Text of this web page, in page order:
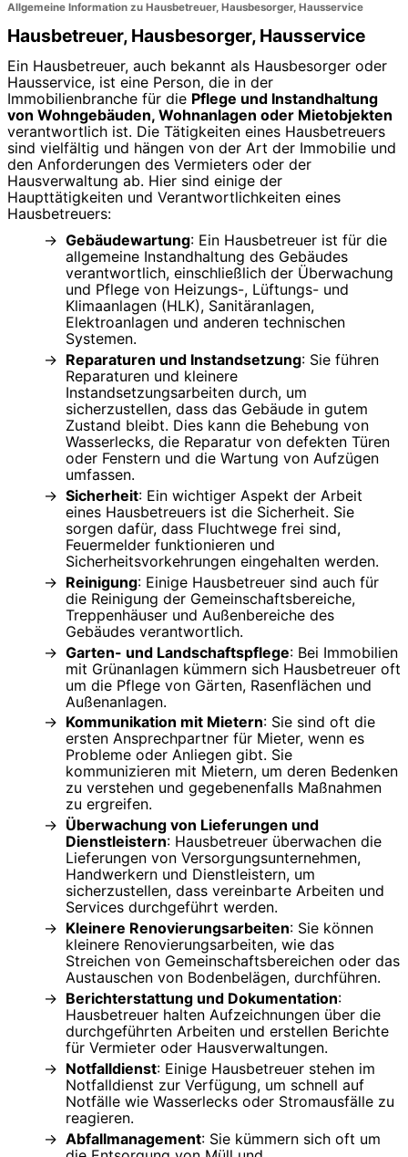
Allgemeine Information zu Hausbetreuer, Hausbesorger, Hausservice
Hausbetreuer, Hausbesorger, Hausservice
Ein Hausbetreuer, auch bekannt als Hausbesorger oder
Hausservice, ist eine Person, die in der
Immobilienbranche für die Pflege und Instandhaltung
von Wohngebäuden, Wohnanlagen oder Mietobjekten
verantwortlich ist. Die Tätigkeiten eines Hausbetreuers
sind vielfältig und hängen von der Art der Immobilie und
den Anforderungen des Vermieters oder der
Hausverwaltung ab. Hier sind einige der
Haupttätigkeiten und Verantwortlichkeiten eines
Hausbetreuers:
Gebäudewartung: Ein Hausbetreuer ist für die
allgemeine Instandhaltung des Gebäudes
verantwortlich, einschließlich der Überwachung
und Pflege von Heizungs-, Lüftungs- und
Klimaanlagen (HLK), Sanitäranlagen,
Elektroanlagen und anderen technischen
Systemen.
Reparaturen und Instandsetzung: Sie führen
Reparaturen und kleinere
Instandsetzungsarbeiten durch, um
sicherzustellen, dass das Gebäude in gutem
Zustand bleibt. Dies kann die Behebung von
Wasserlecks, die Reparatur von defekten Türen
oder Fenstern und die Wartung von Aufzügen
umfassen.
Sicherheit: Ein wichtiger Aspekt der Arbeit
eines Hausbetreuers ist die Sicherheit. Sie
sorgen dafür, dass Fluchtwege frei sind,
Feuermelder funktionieren und
Sicherheitsvorkehrungen eingehalten werden.
Reinigung: Einige Hausbetreuer sind auch für
die Reinigung der Gemeinschaftsbereiche,
Treppenhäuser und Außenbereiche des
Gebäudes verantwortlich.
Garten- und Landschaftspflege: Bei Immobilien
mit Grünanlagen kümmern sich Hausbetreuer oft
um die Pflege von Gärten, Rasenflächen und
Außenanlagen.
Kommunikation mit Mietern: Sie sind oft die
ersten Ansprechpartner für Mieter, wenn es
Probleme oder Anliegen gibt. Sie
kommunizieren mit Mietern, um deren Bedenken
zu verstehen und gegebenenfalls Maßnahmen
zu ergreifen.
Überwachung von Lieferungen und
Dienstleistern: Hausbetreuer überwachen die
Lieferungen von Versorgungsunternehmen,
Handwerkern und Dienstleistern, um
sicherzustellen, dass vereinbarte Arbeiten und
Services durchgeführt werden.
Kleinere Renovierungsarbeiten: Sie können
kleinere Renovierungsarbeiten, wie das
Streichen von Gemeinschaftsbereichen oder das
Austauschen von Bodenbelägen, durchführen.
Berichterstattung und Dokumentation:
Hausbetreuer halten Aufzeichnungen über die
durchgeführten Arbeiten und erstellen Berichte
für Vermieter oder Hausverwaltungen.
Notfalldienst: Einige Hausbetreuer stehen im
Notfalldienst zur Verfügung, um schnell auf
Notfälle wie Wasserlecks oder Stromausfälle zu
reagieren.
Abfallmanagement: Sie kümmern sich oft um